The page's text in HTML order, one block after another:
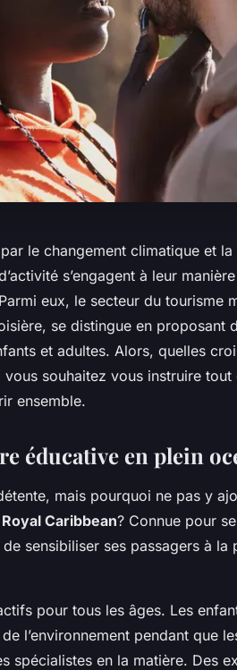
le changement climatique et la
s’engagent à leur
eux, le secteur du tourisme
se distingue en proposant
et adultes. Alors, quelles
souhaitez vous instruire tout
ensemble.
éducative en plein
mais pourquoi ne pas y
Royal Caribbean? Connue pour
sensibiliser ses passagers à la
pour tous les âges. Les
l’environnement pendant que
spécialistes en la matière. Des